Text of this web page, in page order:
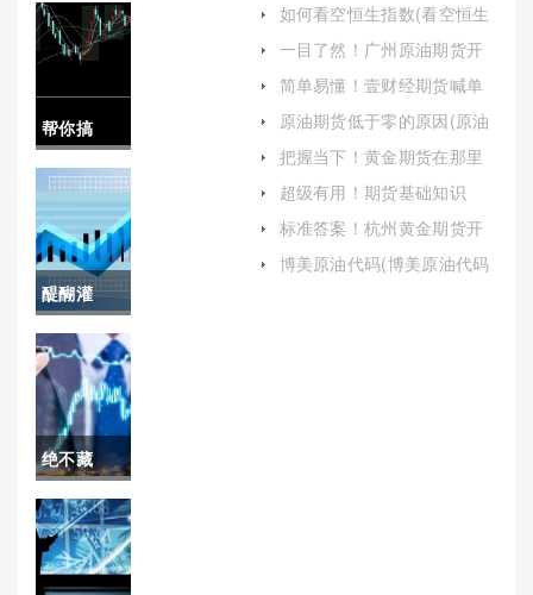
帮你搞
定！股指
期货喊单
可靠不
（提供更
准确、更
全面的市
场分析和
议）
醍醐灌
顶！低手
续费国际
期货（提
高市场的
活跃度和
流动性）
绝不藏
拙！远大
国际期货
如何看空恒生指数(看空恒生
指数买什么熊证)
一目了然！广州原油期货开
户（帮助投资者顺利进入原
油期货市场）
简单易懂！壹财经期货喊单
(为交易者提供了宝贵的指导
和洞察力)
原油期货低于零的原因(原油
期货低于零的原因是什么)
把握当下！黄金期货在那里
开户：全面解析与指南
超级有用！期货基础知识
（入门指南与核心概念）
标准答案！杭州黄金期货开
户(帮助投资者顺利开启黄金
期货交易之旅)
博美原油代码(博美原油代码